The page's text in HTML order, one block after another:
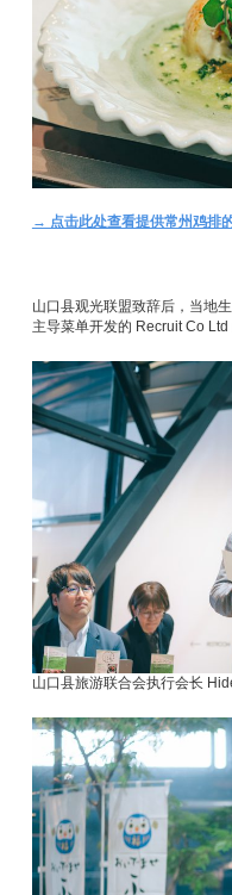
→ 点击此处查看提供常州鸡排
山口县观光联盟致辞后，当地
主导菜单开发的 Recruit Co Ltd
山口县旅游联合会执行会长